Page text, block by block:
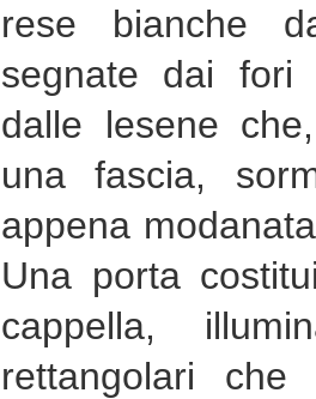
rese bianche
segnate dai fori
dalle lesene
una fascia,
appena
Una porta
cappella,
rettangolari